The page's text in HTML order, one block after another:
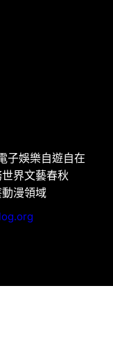
子娛樂自遊自在
界文藝春秋
動漫領域